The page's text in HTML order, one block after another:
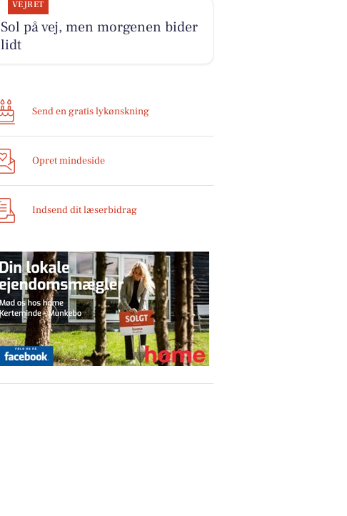
VEJRET
Sol på vej, men morgenen bider
lidt
Send en gratis lykønskning
Opret mindeside
Indsend dit læserbidrag